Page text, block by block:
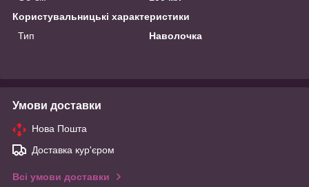
Користувальницькі характеристики
Тип
Наволочка
Умови доставки
Нова Пошта
Доставка кур'єром
Всі умови доставки